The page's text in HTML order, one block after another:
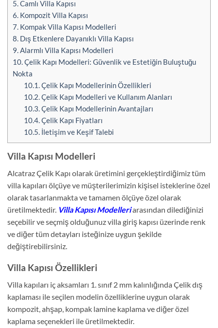
5.Camlı Villa Kapısı
6. Kompozit Villa Kapısı
7. Kompak Villa Kapısı Modelleri
8. Dış Etkenlere Dayanıklı Villa Kapısı
9.Alarmlı Villa Kapısı Modelleri
10.Çelik Kapı Modelleri: Güvenlik ve Estetiğin Buluştuğu
Nokta
10.1.Çelik Kapı Modellerinin Özellikleri
10.2.Çelik Kapı Modelleri ve Kullanım Alanları
10.3.Çelik Kapı Modellerinin Avantajları
10.4.Çelik Kapı Fiyatları
10.5.İletişim ve Keşif Talebi
Villa Kapısı Modelleri
Alcatraz Çelik Kapı olarak üretimini gerçekleştirdiğimiz tüm
villa kapıları ölçüye ve müşterilerimizin kişisel isteklerine özel
olarak tasarlanmakta ve tamamen ölçüye özel olarak
üretilmektedir. Villa Kapısı Modelleriarasından dilediğinizi
seçebilir ve seçmiş olduğunuz villa giriş kapısı üzerinde renk
ve diğer tüm detayları isteğinize uygun şekilde
değiştirebilirsiniz.
Villa Kapısı Özellikleri
Villa kapıları iç aksamları 1. sınıf 2 mm kalınlığında Çelik dış
kaplaması ile seçilen modelin özelliklerine uygun olarak
kompozit, ahşap, kompak lamine kaplama ve diğer özel
kaplama seçenekleri ile üretilmektedir.